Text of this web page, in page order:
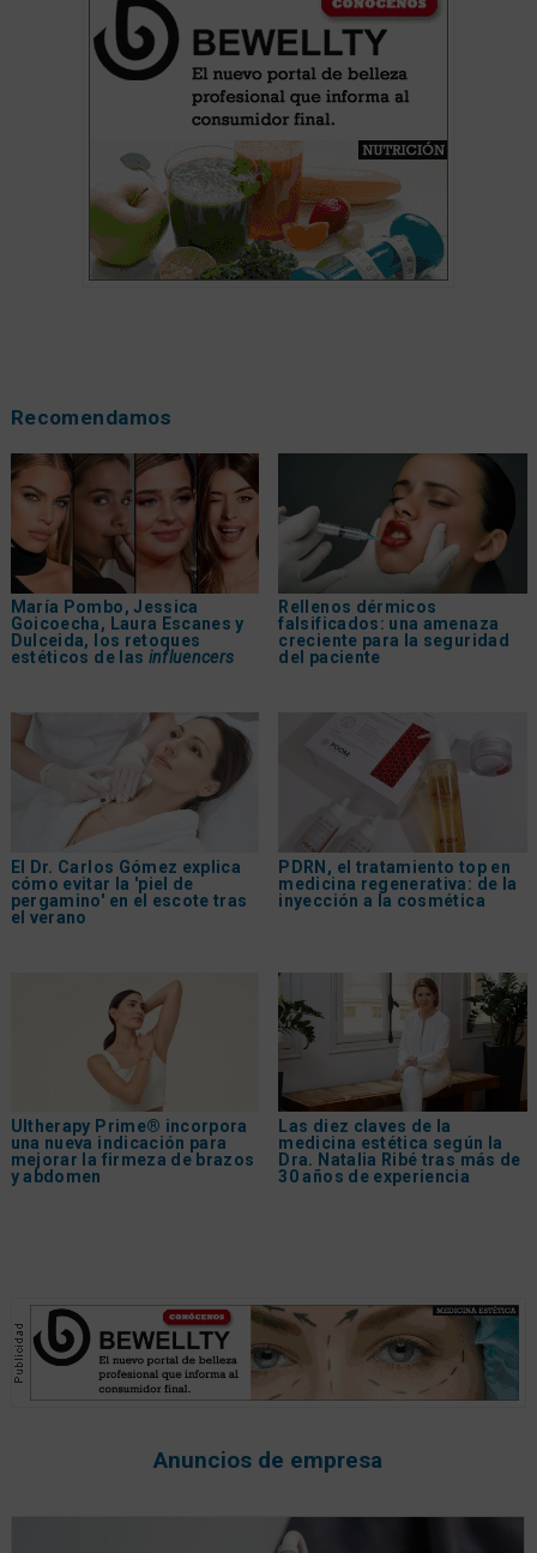
Recomendamos
María Pombo, Jessica
Goicoecha, Laura Escanes y
Dulceida, los retoques
estéticos de las influencers
Rellenos dérmicos
falsificados: una amenaza
creciente para la seguridad
del paciente
El Dr. Carlos Gómez explica
cómo evitar la 'piel de
pergamino' en el escote tras
el verano
PDRN, el tratamiento top en
medicina regenerativa: de la
inyección a la cosmética
Ultherapy Prime® incorpora
una nueva indicación para
mejorar la firmeza de brazos
y abdomen
Las diez claves de la
medicina estética según la
Dra. Natalia Ribé tras más de
30 años de experiencia
Anuncios de empresa